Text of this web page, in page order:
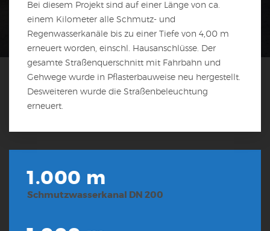
Bei diesem Projekt sind auf einer Länge von ca.
einem Kilometer alle Schmutz- und
Regenwasserkanäle bis zu einer Tiefe von 4,00 m
erneuert worden, einschl. Hausanschlüsse. Der
gesamte Straßenquerschnitt mit Fahrbahn und
Gehwege wurde in Pflasterbauweise neu hergestellt.
Desweiteren wurde die Straßenbeleuchtung
erneuert.
1.000 m
Schmutzwasserkanal DN 200